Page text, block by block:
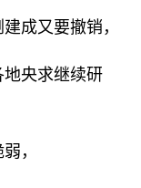
成又要撤销，
央求继续研
，